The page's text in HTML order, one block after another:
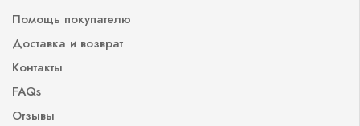
Помощь покупателю
Доставка и возврат
Контакты
FAQs
Отзывы